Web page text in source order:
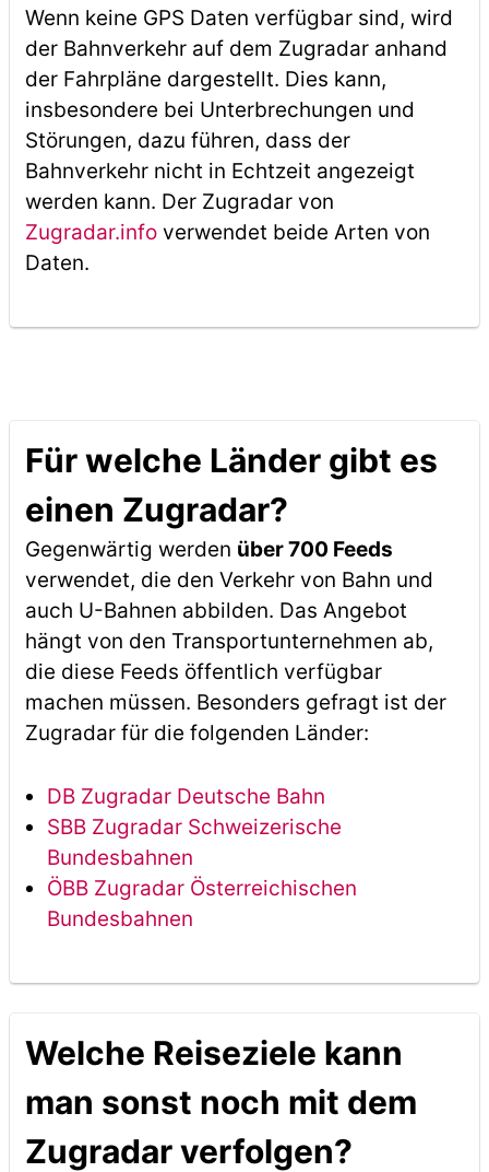
Wenn keine GPS Daten verfügbar sind, wird
der Bahnverkehr auf dem Zugradar anhand
der Fahrpläne dargestellt. Dies kann,
insbesondere bei Unterbrechungen und
Störungen, dazu führen, dass der
Bahnverkehr nicht in Echtzeit angezeigt
werden kann. Der Zugradar von
Zugradar.infoverwendet beide Arten von
Daten.
Für welche Länder gibt es
einen Zugradar?
Gegenwärtig werden über 700 Feeds
verwendet, die den Verkehr von Bahn und
auch U-Bahnen abbilden. Das Angebot
hängt von den Transportunternehmen ab,
die diese Feeds öffentlich verfügbar
machen müssen. Besonders gefragt ist der
Zugradar für die folgenden Länder:
DB Zugradar Deutsche Bahn
SBB Zugradar Schweizerische
Bundesbahnen
ÖBB Zugradar Österreichischen
Bundesbahnen
Welche Reiseziele kann
man sonst noch mit dem
Zugradar verfolgen?